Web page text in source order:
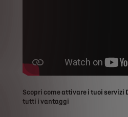
Scopri come attivare i tuoi servizi
tutti i vantaggi